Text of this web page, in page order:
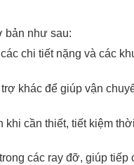
bản như sau:
chi tiết nặng và các
khác để giúp vận
khi cần thiết, tiết kiệm
các ray đỡ, giúp tiếp